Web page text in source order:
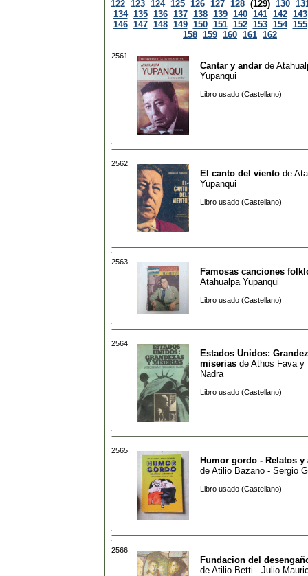
122 123 124 125 126 127 128 (129) 130
134 135 136 137 138 139 140 141 142 143
146 147 148 149 150 151 152 153 154 155
158 159 160 161 162
2561.
Cantar y andar de
Yupanqui
Libro usado (Castellano)
2562.
El canto del viento de
Yupanqui
Libro usado (Castellano)
2563.
Famosas canciones
Atahualpa Yupanqui
Libro usado (Castellano)
2564.
Estados Unidos:
miserias de Athos Fava y
Nadra
Libro usado (Castellano)
2565.
Humor gordo - Relatos y
de Atilio Bazano - Sergio
Libro usado (Castellano)
2566.
Fundacion del
de Atilio Betti - Julio